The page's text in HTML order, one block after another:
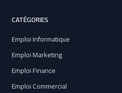
CATÉGORIES
Emploi Informatique
Emploi Marketing
Emploi Finance
Emploi Commercial